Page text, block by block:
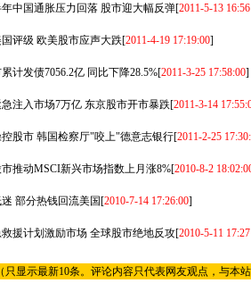
中国通胀压力回落 股市迎大幅反弹[2011-5-13
评级 欧美股市应声大跌[2011-4-19 17:19:00]
计发债7056.2亿 同比下降28.5%[2011-3-25 17:58:00]
注入市场7万亿 东京股市开市暴跌[2011-3-14
股市 韩国检察厅"咬上"德意志银行[2011-2-25
推动MSCI新兴市场指数上月涨8%[2010-8-2
部分热钱回流美国 [2010-7-14 17:26:00]
援计划激励市场 全球股市绝地反攻[2010-5-11
（只显示最新10条。评论内容只代表网友观点，与本